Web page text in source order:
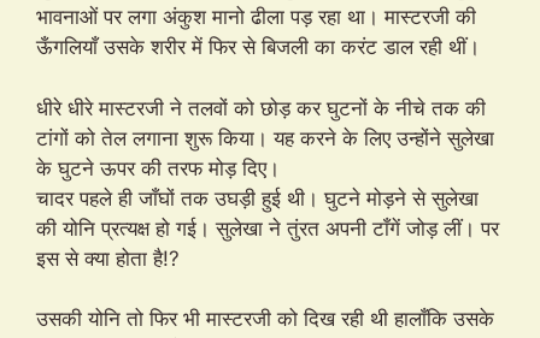
भावनाओं पर लगा अंकुश मानो ढीला पड़ रहा था। मास्टरजी की
ऊँगलियाँ उसके शरीर में फिर से बिजली का करंट डाल रही थीं।
धीरे धीरे मास्टरजी ने तलवों को छोड़ कर घुटनों के नीचे तक की
टांगों को तेल लगाना शुरू किया। यह करने के लिए उन्होंने सुलेखा
के घुटने ऊपर की तरफ मोड़ दिए।
चादर पहले ही जाँघों तक उघड़ी हुई थी। घुटने मोड़ने से सुलेखा
की योनि प्रत्यक्ष हो गई। सुलेखा ने तुंरत अपनी टाँगें जोड़ लीं। पर
इस से क्या होता है!?
उसकी योनि तो फिर भी मास्टरजी को दिख रही थी हालाँकि उसके